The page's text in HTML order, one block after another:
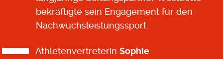
bekräftigte sein Engagement für den
Nachwuchsleistungssport.
AthletenvertreterinSophie